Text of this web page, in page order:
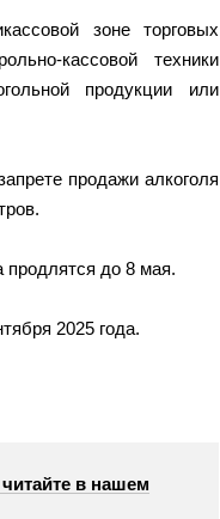
зоне торговых
кассовой техники
продукции или
продажи алкоголя
продлятся до 8 мая.
2025 года.
в нашем